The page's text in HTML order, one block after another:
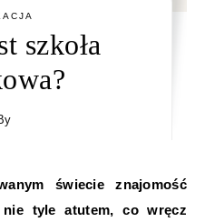
szkoła
tyle atutem, co wręcz